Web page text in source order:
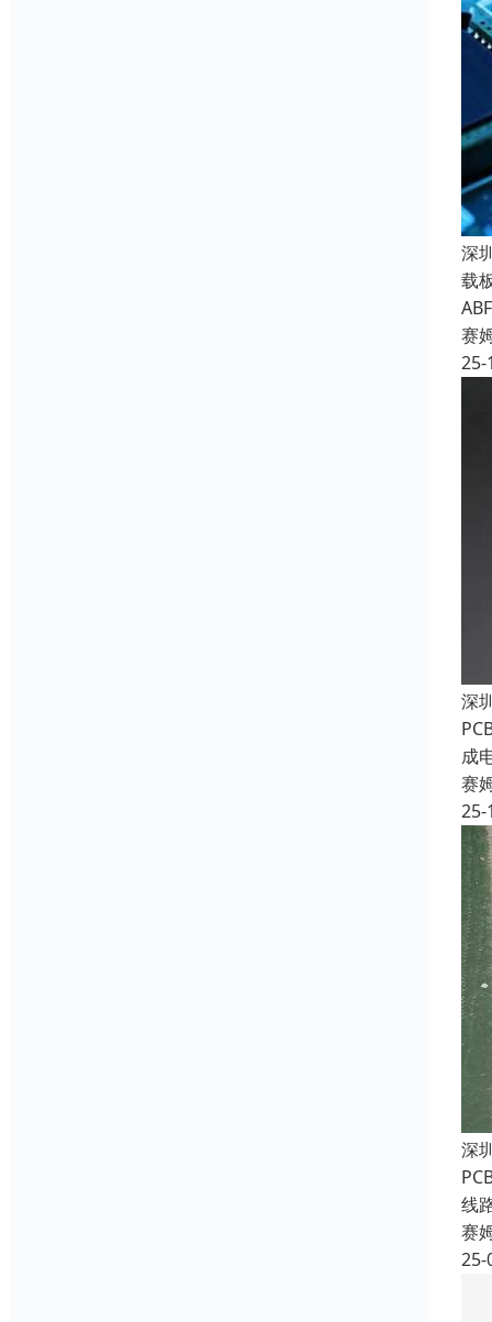
深
载
赛
25-
深
成
赛
25-
深
线
赛
25-